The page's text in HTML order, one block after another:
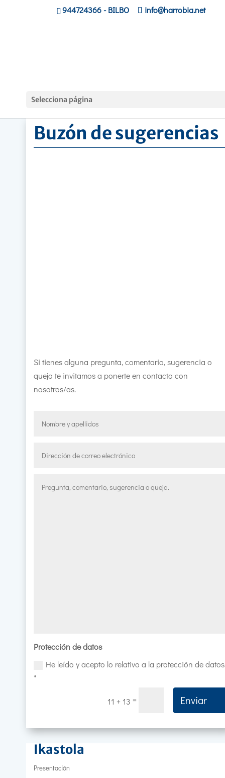
944724366- BILBO info@harrobia.net
Selecciona página
Buzón de sugerencias
Si tienes alguna pregunta, comentario, sugerencia o
queja te invitamos a ponerte en contacto con
nosotros/as.
Protección de datos
He leído y acepto lo relativo a la protección de
*
11 + 13 = Enviar
Ikastola
Presentación